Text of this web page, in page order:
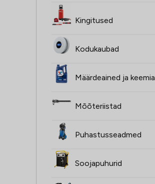
Kingitused
Kodukaubad
Määrdeained ja keemia
Mõõteriistad
Puhastusseadmed
Soojapuhurid